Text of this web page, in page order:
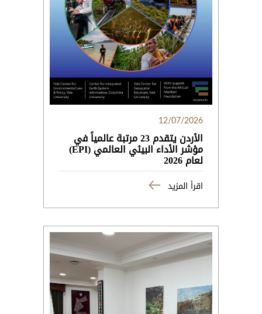
12/07/2026
الأردن يتقدم 23 مرتبة عالمياً في
مؤشر الأداء البيئي العالمي (EPI)
لعام 2026
اقرأ المزيد